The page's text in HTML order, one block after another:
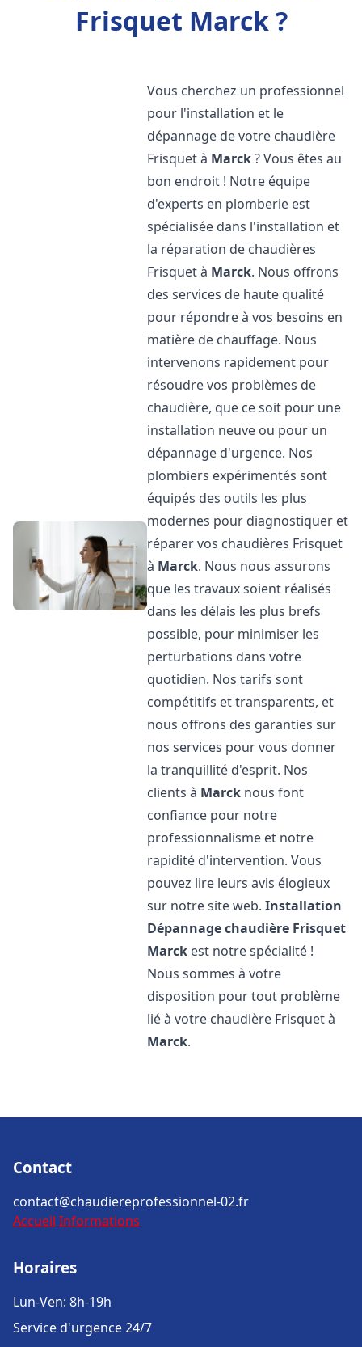
Frisquet Marck ?
Vous cherchez un professionnel
pour l'installation et le
dépannage de votre chaudière
Frisquet à Marck? Vous êtes au
bon endroit ! Notre équipe
d'experts en plomberie est
spécialisée dans l'installation et
la réparation de chaudières
Frisquet à Marck. Nous offrons
des services de haute qualité
pour répondre à vos besoins en
matière de chauffage. Nous
intervenons rapidement pour
résoudre vos problèmes de
chaudière, que ce soit pour une
installation neuve ou pour un
dépannage d'urgence. Nos
plombiers expérimentés sont
équipés des outils les plus
modernes pour diagnostiquer et
réparer vos chaudières Frisquet
à Marck. Nous nous assurons
que les travaux soient réalisés
dans les délais les plus brefs
possible, pour minimiser les
perturbations dans votre
quotidien. Nos tarifs sont
compétitifs et transparents, et
nous offrons des garanties sur
nos services pour vous donner
la tranquillité d'esprit. Nos
clients à Marck nous font
confiance pour notre
professionnalisme et notre
rapidité d'intervention. Vous
pouvez lire leurs avis élogieux
sur notre site web.Installation
Dépannage chaudière Frisquet
Marck est notre spécialité !
Nous sommes à votre
disposition pour tout problème
lié à votre chaudière Frisquet à
Marck.
Contact
contact@chaudiereprofessionnel-02.fr
Accueil Informations
Horaires
Lun-Ven: 8h-19h
Service d'urgence 24/7